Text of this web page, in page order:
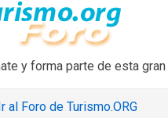
y forma parte de esta
al Foro de Turismo.ORG